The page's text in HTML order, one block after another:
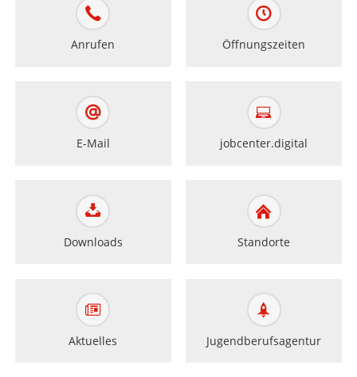
Anrufen Öffnungszeiten
E-Mail jobcenter.digital
Downloads Standorte
Aktuelles Jugendberufsagentur